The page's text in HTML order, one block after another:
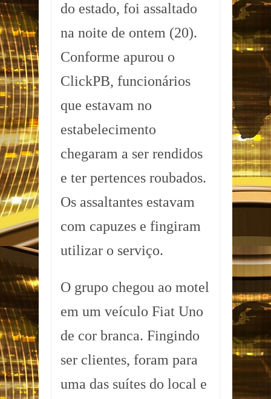
do estado, foi assaltado
na noite de ontem (20).
Conforme apurou o
ClickPB, funcionários
que estavam no
estabelecimento
chegaram a ser rendidos
e ter pertences roubados.
Os assaltantes estavam
com capuzes e fingiram
utilizar o serviço.
O grupo chegou ao motel
em um veículo Fiat Uno
de cor branca. Fingindo
ser clientes, foram para
uma das suítes do local e